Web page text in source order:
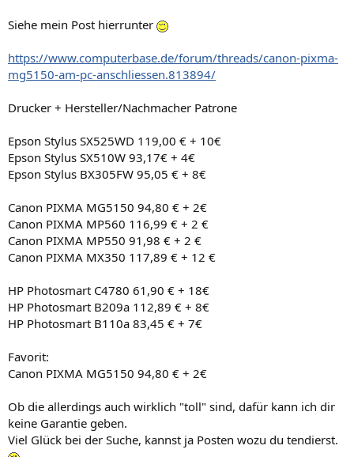
Siehe mein Post hierrunter
https://www.computerbase.de/forum/threads/canon-pixma-
mg5150-am-pc-anschliessen.813894/
Drucker + Hersteller/Nachmacher Patrone
Epson Stylus SX525WD 119,00 € + 10€
Epson Stylus SX510W 93,17€ + 4€
Epson Stylus BX305FW 95,05 € + 8€
Canon PIXMA MG5150 94,80 € + 2€
Canon PIXMA MP560 116,99 € + 2 €
Canon PIXMA MP550 91,98 € + 2 €
Canon PIXMA MX350 117,89 € + 12 €
HP Photosmart C4780 61,90 € + 18€
HP Photosmart B209a 112,89 € + 8€
HP Photosmart B110a 83,45 € + 7€
Favorit:
Canon PIXMA MG5150 94,80 € + 2€
Ob die allerdings auch wirklich "toll" sind, dafür kann ich dir
keine Garantie geben.
Viel Glück bei der Suche, kannst ja Posten wozu du tendierst.